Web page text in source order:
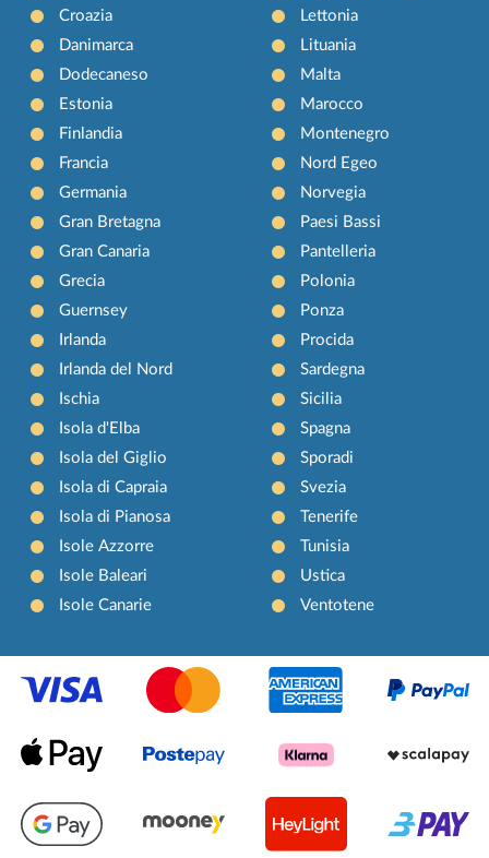
Croazia
Danimarca
Dodecaneso
Estonia
Finlandia
Francia
Germania
Gran Bretagna
Gran Canaria
Grecia
Guernsey
Irlanda
Irlanda del Nord
Ischia
Isola d'Elba
Isola del Giglio
Isola di Capraia
Isola di Pianosa
Isole Azzorre
Isole Baleari
Isole Canarie
Lettonia
Lituania
Malta
Marocco
Montenegro
Nord Egeo
Norvegia
Paesi Bassi
Pantelleria
Polonia
Ponza
Procida
Sardegna
Sicilia
Spagna
Sporadi
Svezia
Tenerife
Tunisia
Ustica
Ventotene